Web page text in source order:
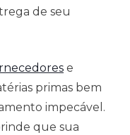
de seu
e
primas bem
impecável.
que sua